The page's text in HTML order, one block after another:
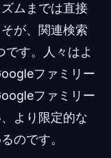
ムまでは直接
が、関連検索
です。人々はよ
ファミリー
ファミリー
より限定的な
のです。